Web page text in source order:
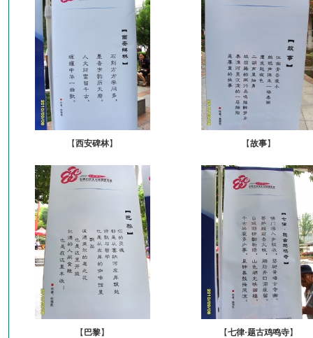
【西安碑林】 【故事】
【 巴黎】 【七律·题古鸡鸣寺】